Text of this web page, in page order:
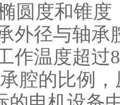
圆度和锥
外径与轴承
作温度超过
腔的比例